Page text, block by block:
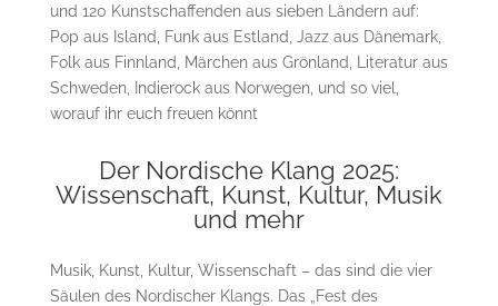
und 120 Kunstschaffenden aus sieben Ländern auf:
Pop aus Island, Funk aus Estland, Jazz aus Dänemark,
Folk aus Finnland, Märchen aus Grönland, Literatur aus
Schweden, Indierock aus Norwegen, und so viel,
worauf ihr euch freuen könnt
Der Nordische Klang 2025:
Wissenschaft, Kunst, Kultur, Musik
und mehr
Musik, Kunst, Kultur, Wissenschaft – das sind die vier
Säulen des Nordischer Klangs. Das „Fest des